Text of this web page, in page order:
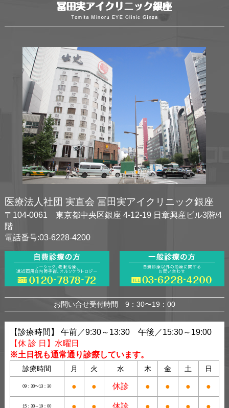
医療法人社団 実直会 冨田実アイクリニック銀座
〒104-0061 東京都中央区銀座 4-12-19 日章興産ビル3階/4
階
電話番号:03-6228-4200
お問い合せ受付時間 9：30〜19：00
【診療時間】 午前／9:30～13:30 午後／15:30～19:00
【休 診 日】水曜日
※土日祝も通常通り診療しています。
診療時間 月 火 水 木 金 土 日
09：30〜13：30 ● ● 休診 ● ● ● ●
15：30～19：00